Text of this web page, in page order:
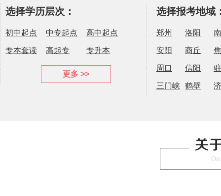
选择学历层次：
初中起点 中专起点 高中起点
专本套读 高起专 专升本
更多 >>
选择报考地域
郑州 洛阳
安阳 商丘
周口 信阳
三门峡 鹤壁